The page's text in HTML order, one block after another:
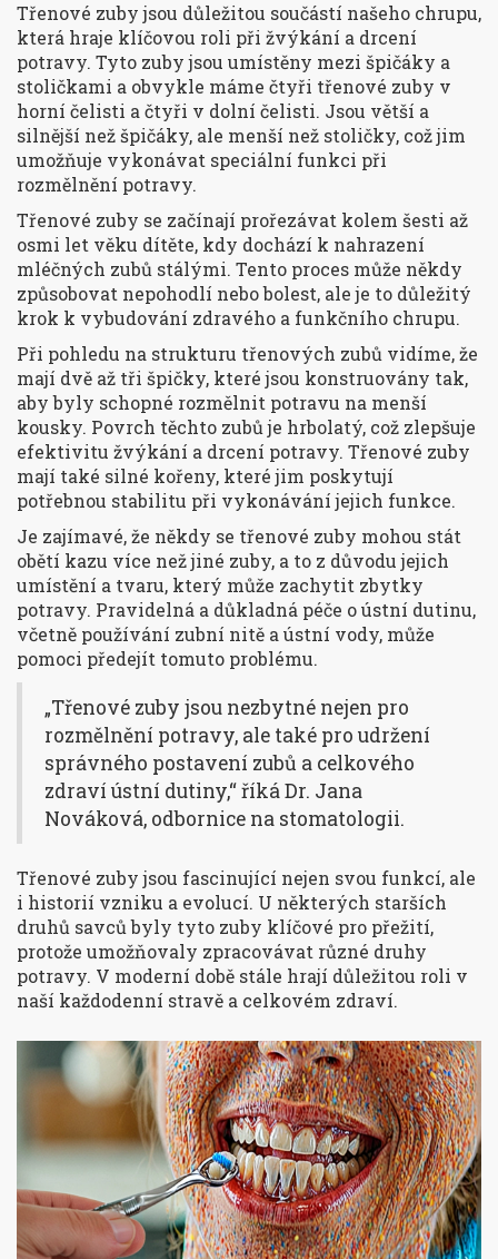
Třenové zuby jsou důležitou součástí našeho chrupu,
která hraje klíčovou roli při žvýkání a drcení
potravy. Tyto zuby jsou umístěny mezi špičáky a
stoličkami a obvykle máme čtyři třenové zuby v
horní čelisti a čtyři v dolní čelisti. Jsou větší a
silnější než špičáky, ale menší než stoličky, což jim
umožňuje vykonávat speciální funkci při
rozmělnění potravy.
Třenové zuby se začínají prořezávat kolem šesti až
osmi let věku dítěte, kdy dochází k nahrazení
mléčných zubů stálými. Tento proces může někdy
způsobovat nepohodlí nebo bolest, ale je to důležitý
krok k vybudování zdravého a funkčního chrupu.
Při pohledu na strukturu třenových zubů vidíme, že
mají dvě až tři špičky, které jsou konstruovány tak,
aby byly schopné rozmělnit potravu na menší
kousky. Povrch těchto zubů je hrbolatý, což zlepšuje
efektivitu žvýkání a drcení potravy. Třenové zuby
mají také silné kořeny, které jim poskytují
potřebnou stabilitu při vykonávání jejich funkce.
Je zajímavé, že někdy se třenové zuby mohou stát
obětí kazu více než jiné zuby, a to z důvodu jejich
umístění a tvaru, který může zachytit zbytky
potravy. Pravidelná a důkladná péče o ústní dutinu,
včetně používání zubní nitě a ústní vody, může
pomoci předejít tomuto problému.
„Třenové zuby jsou nezbytné nejen pro
rozmělnění potravy, ale také pro udržení
správného postavení zubů a celkového
zdraví ústní dutiny,“ říká Dr. Jana
Nováková, odbornice na stomatologii.
Třenové zuby jsou fascinující nejen svou funkcí, ale
i historií vzniku a evolucí. U některých starších
druhů savců byly tyto zuby klíčové pro přežití,
protože umožňovaly zpracovávat různé druhy
potravy. V moderní době stále hrají důležitou roli v
naší každodenní stravě a celkovém zdraví.